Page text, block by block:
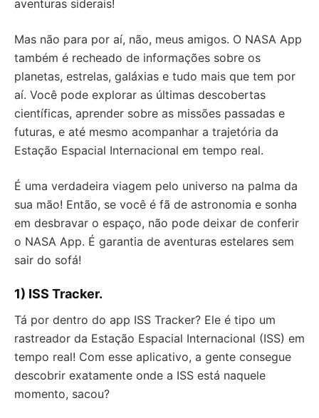
aventuras siderais!
Mas não para por aí, não, meus amigos. O NASA App
também é recheado de informações sobre os
planetas, estrelas, galáxias e tudo mais que tem por
aí. Você pode explorar as últimas descobertas
científicas, aprender sobre as missões passadas e
futuras, e até mesmo acompanhar a trajetória da
Estação Espacial Internacional em tempo real.
É uma verdadeira viagem pelo universo na palma da
sua mão! Então, se você é fã de astronomia e sonha
em desbravar o espaço, não pode deixar de conferir
o NASA App. É garantia de aventuras estelares sem
sair do sofá!
1) ISS Tracker.
Tá por dentro do app ISS Tracker? Ele é tipo um
rastreador da Estação Espacial Internacional (ISS) em
tempo real! Com esse aplicativo, a gente consegue
descobrir exatamente onde a ISS está naquele
momento, sacou?